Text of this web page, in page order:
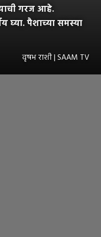
गरज आहे.
घ्या. पैशाच्या समस्या
वृषभ राशी | SAAM TV